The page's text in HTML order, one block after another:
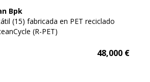
Bpk
(15) fabricada en PET reciclado
(R-PET)
48,000 €